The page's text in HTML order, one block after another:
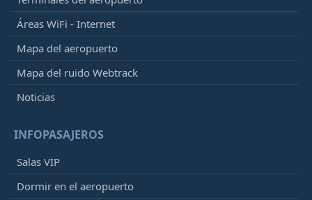
Áreas WiFi - Internet
Mapa del aeropuerto
Mapa del ruido Webtrack
Noticias
INFOPASAJEROS
Salas VIP
Dormir en el aeropuerto